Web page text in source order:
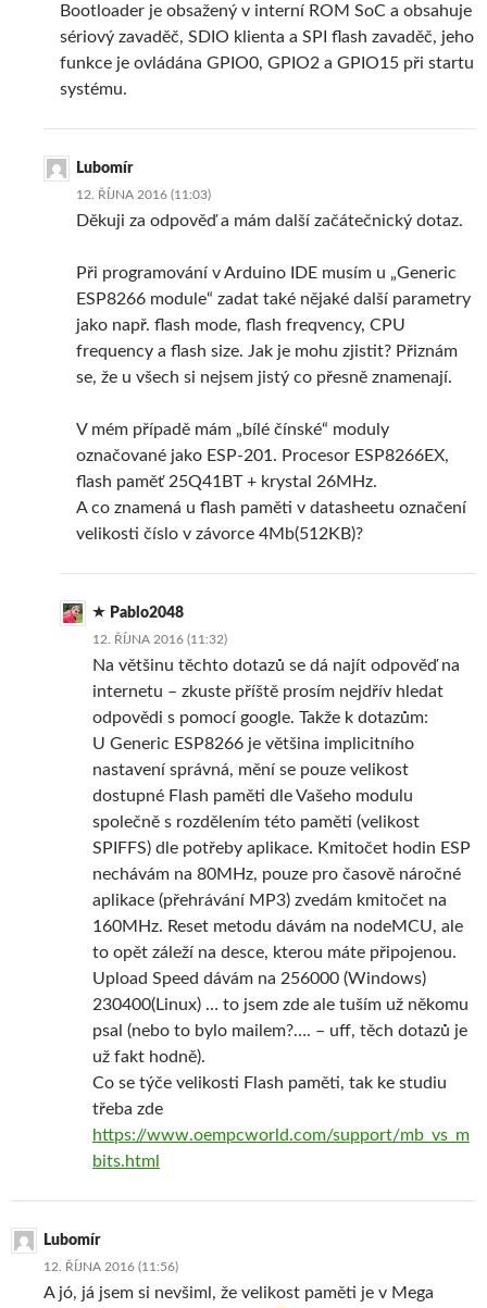
Bootloader je obsažený v interní ROM SoC a obsahuje
sériový zavaděč, SDIO klienta a SPI flash zavaděč, jeho
funkce je ovládána GPIO0, GPIO2 a GPIO15 při startu
systému.
Lubomír
12. ŘÍJNA 2016 (11:03)
Děkuji za odpověď a mám další začátečnický dotaz.
Při programování v Arduino IDE musím u „Generic
ESP8266 module“ zadat také nějaké další parametry
jako např. flash mode, flash freqvency, CPU
frequency a flash size. Jak je mohu zjistit? Přiznám
se, že u všech si nejsem jistý co přesně znamenají.
V mém případě mám „bílé čínské“ moduly
označované jako ESP-201. Procesor ESP8266EX,
flash paměť 25Q41BT + krystal 26MHz.
A co znamená u flash paměti v datasheetu označení
velikosti číslo v závorce 4Mb(512KB)?
Pablo2048
12. ŘÍJNA 2016 (11:32)
Na většinu těchto dotazů se dá najít odpověď na
internetu – zkuste příště prosím nejdřív hledat
odpovědi s pomocí google. Takže k dotazům:
U Generic ESP8266 je většina implicitního
nastavení správná, mění se pouze velikost
dostupné Flash paměti dle Vašeho modulu
společně s rozdělením této paměti (velikost
SPIFFS) dle potřeby aplikace. Kmitočet hodin ESP
nechávám na 80MHz, pouze pro časově náročné
aplikace (přehrávání MP3) zvedám kmitočet na
160MHz. Reset metodu dávám na nodeMCU, ale
to opět záleží na desce, kterou máte připojenou.
Upload Speed dávám na 256000 (Windows)
230400(Linux) … to jsem zde ale tuším už někomu
psal (nebo to bylo mailem?…. – uff, těch dotazů je
už fakt hodně).
Co se týče velikosti Flash paměti, tak ke studiu
třeba zde
https://www.oempcworld.com/support/mb_vs_m
bits.html
Lubomír
12. ŘÍJNA 2016 (11:56)
A jó, já jsem si nevšiml, že velikost paměti je v Mega